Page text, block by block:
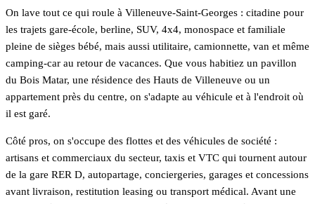
On lave tout ce qui roule à Villeneuve-Saint-Georges : citadine pour
les trajets gare-école, berline, SUV, 4x4, monospace et familiale
pleine de sièges bébé, mais aussi utilitaire, camionnette, van et même
camping-car au retour de vacances. Que vous habitiez un pavillon
du Bois Matar, une résidence des Hauts de Villeneuve ou un
appartement près du centre, on s'adapte au véhicule et à l'endroit où
il est garé.
Côté pros, on s'occupe des flottes et des véhicules de société :
artisans et commerciaux du secteur, taxis et VTC qui tournent autour
de la gare RER D, autopartage, conciergeries, garages et concessions
avant livraison, restitution leasing ou transport médical. Avant une